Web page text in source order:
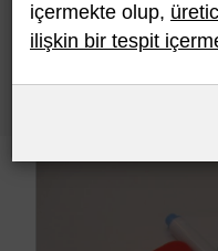
Son 10 Bildirim
içermekte olup,
ilişkin bir tespit